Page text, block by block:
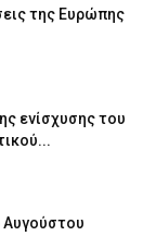
της Ευρώπης
ενίσχυσης του
Αυγούστου